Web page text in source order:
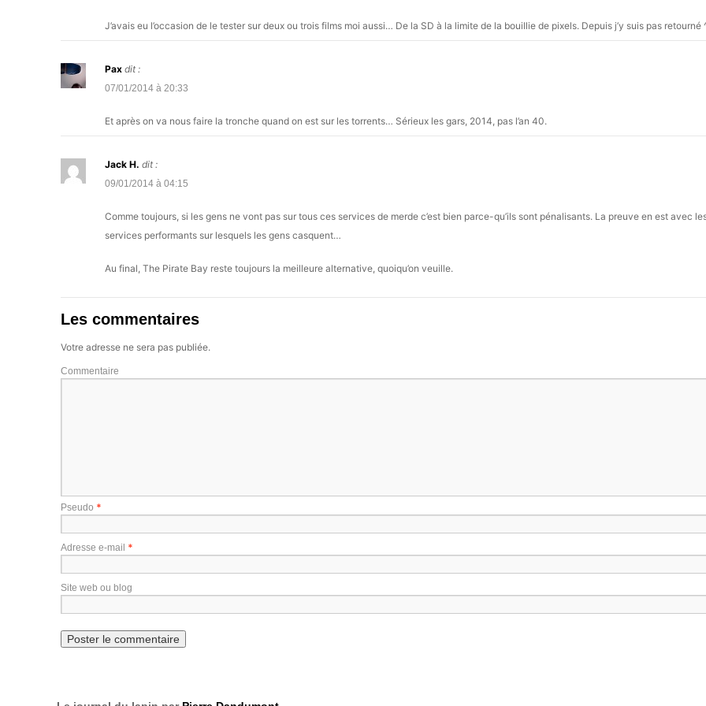
J’avais eu l’occasion de le tester sur deux ou trois films moi aussi… De la SD à la limite de la bouillie de pixels. Depuis j’y suis pas retourné
Pax dit :
07/01/2014 à 20:33
Et après on va nous faire la tronche quand on est sur les torrents… Sérieux les gars, 2014, pas l’an 40.
Jack H. dit :
09/01/2014 à 04:15
Comme toujours, si les gens ne vont pas sur tous ces services de merde c’est bien parce-qu’ils sont pénalisants. La preuve en est avec
services performants sur lesquels les gens casquent…
Au final, The Pirate Bay reste toujours la meilleure alternative, quoiqu’on veuille.
Les commentaires
Votre adresse ne sera pas publiée.
Commentaire
Pseudo *
Adresse e-mail *
Site web ou blog